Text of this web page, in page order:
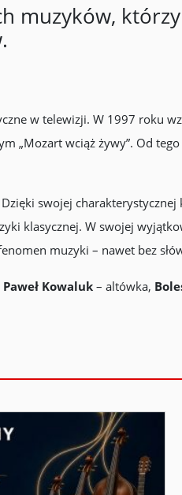
muzyków,
w telewizji. W 1997 roku
wciąż żywy”. Od tego
swojej
klasycznej. W swojej
muzyki – nawet bez
Paweł Kowaluk– altówka,